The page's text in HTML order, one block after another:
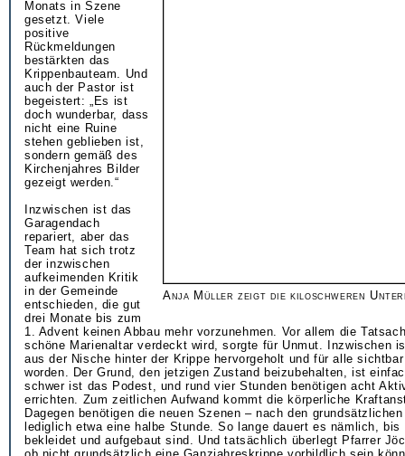
Anja Müller zeigt die kiloschweren
Monats in Szene
gesetzt. Viele
positive
Rückmeldungen
bestärkten das
Krippenbauteam. Und
auch der Pastor ist
begeistert: „Es ist
doch wunderbar, dass
nicht eine Ruine
stehen geblieben ist,
sondern gemäß des
Kirchenjahres Bilder
gezeigt werden.“
Inzwischen ist das
Garagendach
repariert, aber das
Team hat sich trotz
der inzwischen
aufkeimenden Kritik
in der Gemeinde
entschieden, die gut
drei Monate bis zum
1. Advent keinen Abbau mehr vorzunehmen. Vor allem die
schöne Marienaltar verdeckt wird, sorgte für Unmut. Inzwischen
aus der Nische hinter der Krippe hervorgeholt und für alle
worden. Der Grund, den jetzigen Zustand beizubehalten, ist
schwer ist das Podest, und rund vier Stunden benötigen acht
errichten. Zum zeitlichen Aufwand kommt die körperliche
Dagegen benötigen die neuen Szenen – nach den
lediglich etwa eine halbe Stunde. So lange dauert es nämlich, bis
bekleidet und aufgebaut sind. Und tatsächlich überlegt Pfarrer